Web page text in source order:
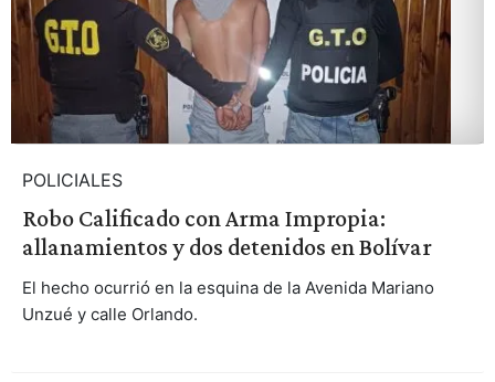
POLICIALES
Robo Calificado con Arma Impropia:
allanamientos y dos detenidos en Bolívar
El hecho ocurrió en la esquina de la Avenida Mariano
Unzué y calle Orlando.